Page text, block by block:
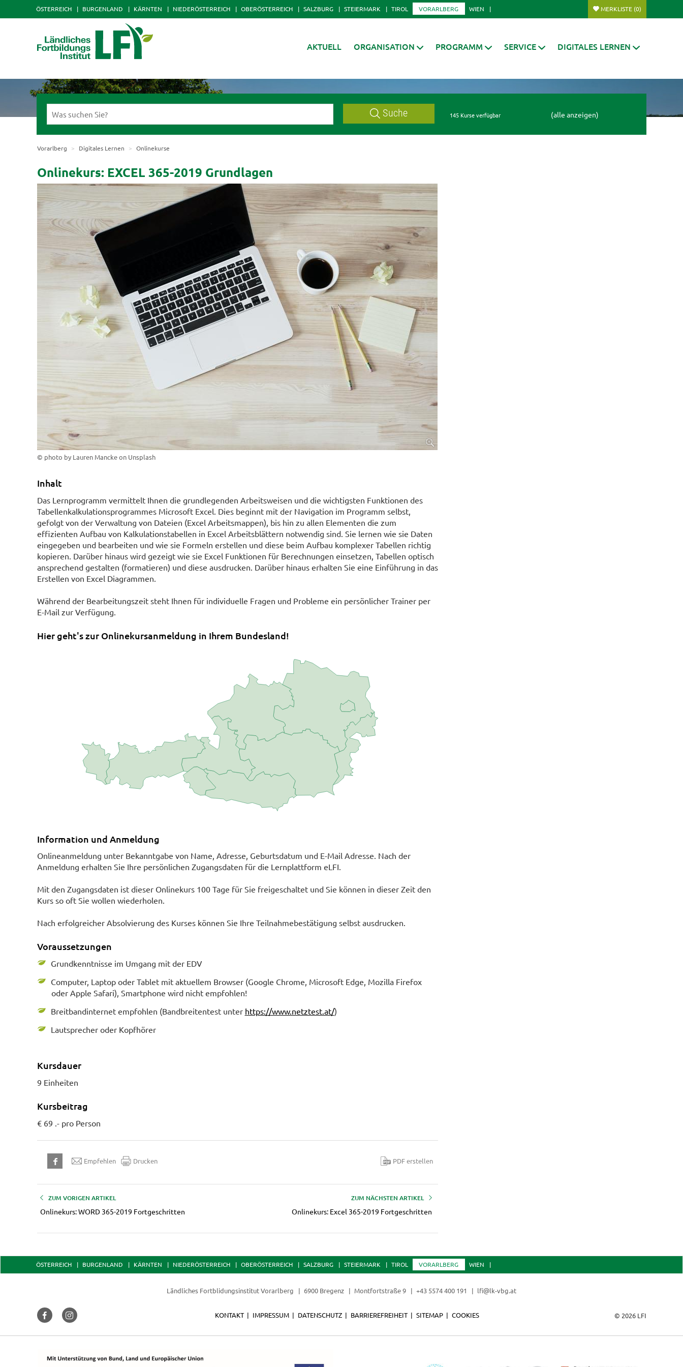
ÖSTERREICH BURGENLAND KÄRNTEN NIEDERÖSTERREICH OBERÖSTERREICH SALZBURG STEIERMARK TIROL VORARLBERG WIEN MERKLISTE (0)
AKTUELL ORGANISATION PROGRAMM SERVICE DIGITALES LERNEN
Suche 145 Kurse verfügbar (alle anzeigen)
Vorarlberg Digitales Lernen Onlinekurse
Onlinekurs: EXCEL 365-2019 Grundlagen
© photo by Lauren Mancke on Unsplash
Inhalt
Das Lernprogramm vermittelt Ihnen die grundlegenden Arbeitsweisen und die wichtigsten Funktionen des
Tabellenkalkulationsprogrammes Microsoft Excel. Dies beginnt mit der Navigation im Programm selbst,
gefolgt von der Verwaltung von Dateien (Excel Arbeitsmappen), bis hin zu allen Elementen die zum
effizienten Aufbau von Kalkulationstabellen in Excel Arbeitsblättern notwendig sind. Sie lernen wie sie Daten
eingegeben und bearbeiten und wie sie Formeln erstellen und diese beim Aufbau komplexer Tabellen richtig
kopieren. Darüber hinaus wird gezeigt wie sie Excel Funktionen für Berechnungen einsetzen, Tabellen optisch
ansprechend gestalten (formatieren) und diese ausdrucken. Darüber hinaus erhalten Sie eine Einführung in das
Erstellen von Excel Diagrammen.
Während der Bearbeitungszeit steht Ihnen für individuelle Fragen und Probleme ein persönlicher Trainer per
E-Mail zur Verfügung.
Hier geht's zur Onlinekursanmeldung in Ihrem Bundesland!
Information und Anmeldung
Onlineanmeldung unter Bekanntgabe von Name, Adresse, Geburtsdatum und E-Mail Adresse. Nach der
Anmeldung erhalten Sie Ihre persönlichen Zugangsdaten für die Lernplattform eLFI.
Mit den Zugangsdaten ist dieser Onlinekurs 100 Tage für Sie freigeschaltet und Sie können in dieser Zeit den
Kurs so oft Sie wollen wiederholen.
Nach erfolgreicher Absolvierung des Kurses können Sie Ihre Teilnahmebestätigung selbst ausdrucken.
Voraussetzungen
Grundkenntnisse im Umgang mit der EDV
Computer, Laptop oder Tablet mit aktuellem Browser (Google Chrome, Microsoft Edge, Mozilla Firefox
oder Apple Safari), Smartphone wird nicht empfohlen!
Breitbandinternet empfohlen (Bandbreitentest unter https://www.netztest.at/)
Lautsprecher oder Kopfhörer
Kursdauer
9 Einheiten
Kursbeitrag
€ 69 .- pro Person
Empfehlen Drucken PDF erstellen
ZUM VORIGEN ARTIKEL
Onlinekurs: WORD 365-2019 Fortgeschritten
ZUM NÄCHSTEN ARTIKEL
Onlinekurs: Excel 365-2019 Fortgeschritten
ÖSTERREICH BURGENLAND KÄRNTEN NIEDERÖSTERREICH OBERÖSTERREICH SALZBURG STEIERMARK TIROL VORARLBERG WIEN
Ländliches Fortblidungsinstitut Vorarlberg 6900 Bregenz Montfortstraße 9 +43 5574 400 191 lfi@lk-vbg.at
© 2026 LFI
KONTAKT IMPRESSUM DATENSCHUTZ BARRIEREFREIHEIT SITEMAP COOKIES